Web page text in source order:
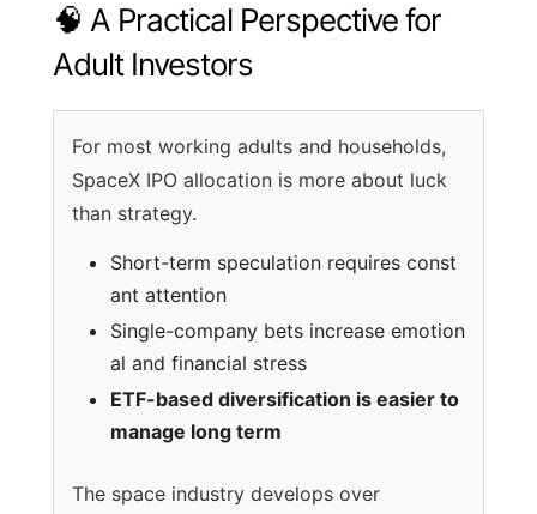
🧠 A Practical Perspective for
Adult Investors
For most working adults and households,
SpaceX IPO allocation is more about luck
than strategy.
Short-term speculation requires const
ant attention
Single-company bets increase emotion
al and financial stress
ETF-based diversification is easier to
manage long term
The space industry develops over